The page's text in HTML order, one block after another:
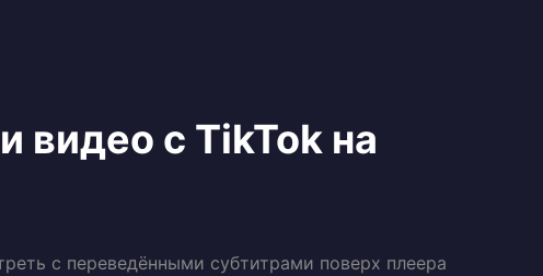
видео с TikTok на
с переведёнными субтитрами поверх плеера